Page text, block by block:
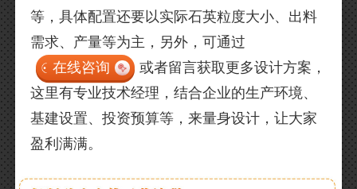
等，具体配置还要以实际石英粒度大小、出料
需求、产量等为主，另外，可通过
在线咨询
或者留言获取更多设计方案，
这里有专业技术经理，结合企业的生产环境、
基建设置、投资预算等，来量身设计，让大家
盈利满满。